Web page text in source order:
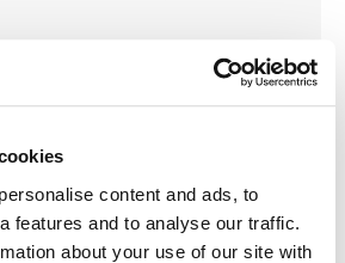
content and ads, to
features and to analyse our traffic.
about your use of our site with